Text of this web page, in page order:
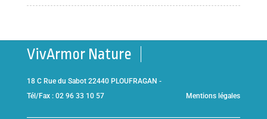
VivArmor Nature
18 C Rue du Sabot 22440 PLOUFRAGAN -
Tél/Fax : 02 96 33 10 57
Mentions légales